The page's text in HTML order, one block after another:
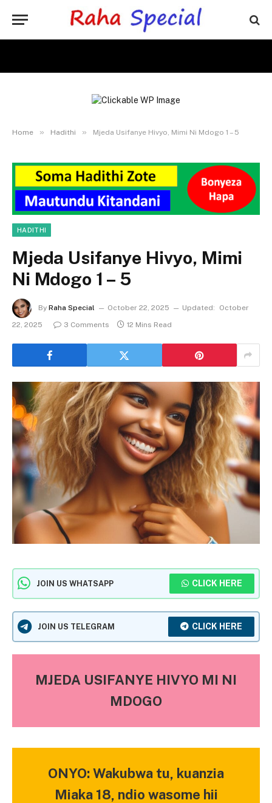
Home » Hadithi » Mjeda Usifanye Hivyo, Mimi Ni Mdogo 1 – 5
HADITHI
Mjeda Usifanye Hivyo, Mimi
Ni Mdogo 1 – 5
By Raha Special October 22, 2025 Updated:
October
22, 2025
3 Comments 12 Mins Read
JOIN US WHATSAPP CLICK HERE
JOIN US TELEGRAM CLICK HERE
MJEDA USIFANYE HIVYO MI NI
MDOGO
ONYO: Wakubwa tu, kuanzia
Miaka 18, ndio wasome hii